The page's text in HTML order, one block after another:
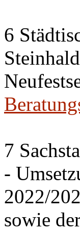
6
7
-
2022/
sowie